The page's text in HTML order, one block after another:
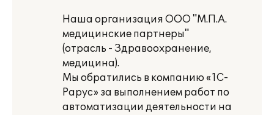
Наша организация ООО "М.П.А.
медицинские партнеры"
(отрасль - Здравоохранение,
медицина).
Мы обратились в компанию «1С-
Рарус» за выполнением работ по
автоматизации деятельности на